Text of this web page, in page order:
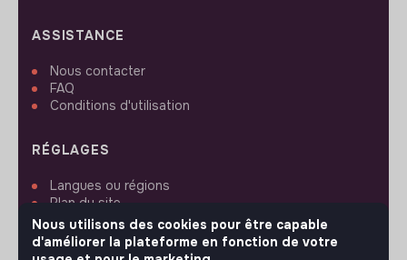
ASSISTANCE
Nous contacter
FAQ
Conditions d'utilisation
RÉGLAGES
Langues ou régions
Plan du site
Paramètres des cookies
Nous utilisons des cookies pour être capable
d'améliorer la plateforme en fonction de votre